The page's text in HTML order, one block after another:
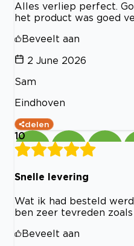
Alles verliep perfect.
het product was goed
Beveelt aan
2 June 2026
Sam
Eindhoven
delen
10
Snelle levering
Wat ik had besteld
ben zeer tevreden
Beveelt aan